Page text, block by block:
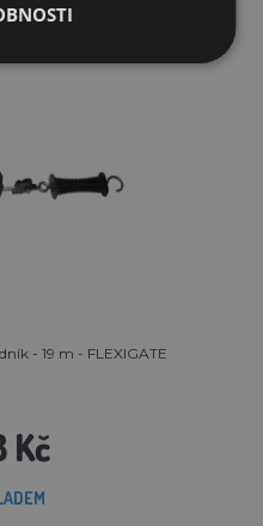
- 19 m - FLEXIGATE
Kč